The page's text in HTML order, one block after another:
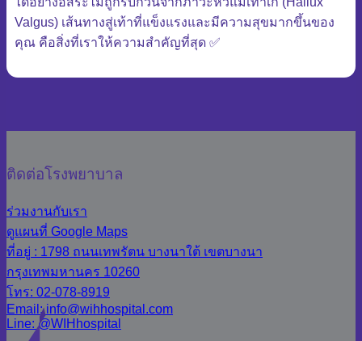
Valgus) เส้นทางสู่เท้าที่แข็งแรงและมีความสุขมากขึ้นของ
คุณ คือสิ่งที่เราให้ความสำคัญที่สุด ✅
ติดต่อโรงพยาบาล
ร่วมงานกับเรา
ดูแผนที่ Google Maps
ที่อยู่ : 1798 ถนนเทพรัตน บางนาใต้ เขตบางนา
กรุงเทพมหานคร 10260
โทร: 02-078-8919
Email: info@wihhospital.com
Line: @WIHhospital